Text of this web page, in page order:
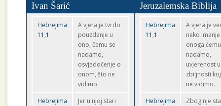
Ivan Šarić Jeruzalemska Biblija
Hebrejima
11,1
A vjera je tvrdo
pouzdanje u
ono, čemu se
nadamo,
osvjedočenje o
onom, što ne
vidimo.
Hebrejima
Jer u njoj stari
Hebrejima
11,1
A vjera je
neko imanje
onoga
nadamo,
uvjerenost u
zbiljnosti
ne vidimo.
Hebrejima
Zbog nje